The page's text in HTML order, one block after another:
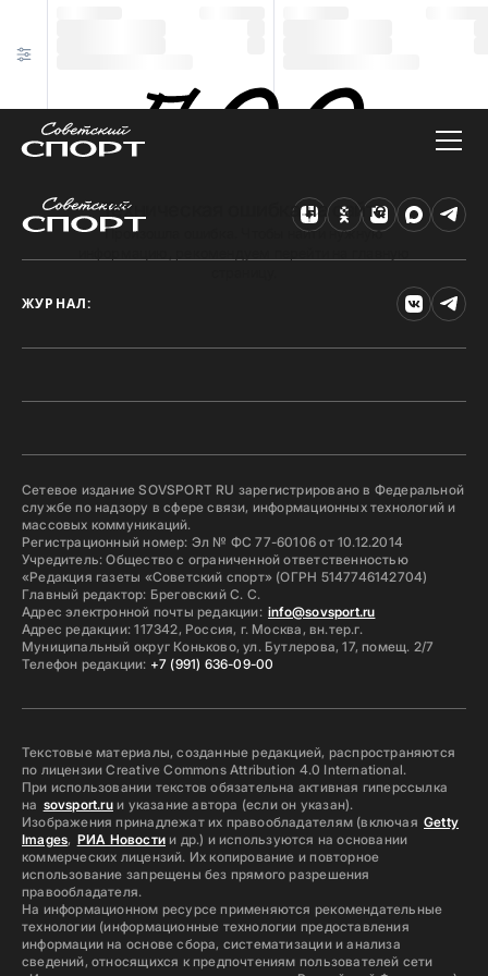
Техническая ошибка на сайте
Произошла ошибка. Чтобы найти нужную
ЖУРНАЛ:
Сетевое издание SOVSPORT RU зарегистрировано в Федеральной
службе по надзору в сфере связи, информационных технологий и
массовых коммуникаций.
Регистрационный номер: Эл № ФС 77-60106 от 10.12.2014
Учредитель: Общество с ограниченной ответственностью
«Редакция газеты «Советский спорт» (ОГРН 5147746142704)
Главный редактор: Бреговский С. С.
Адрес электронной почты редакции: info@sovsport.ru
Адрес редакции: 117342, Россия, г. Москва, вн.тер.г.
Муниципальный округ Коньково, ул. Бутлерова, 17, помещ. 2/7
Телефон редакции: +7 (991) 636-09-00
Текстовые материалы, созданные редакцией, распространяются
по лицензии Creative Commons Attribution 4.0 International.
При использовании текстов обязательна активная гиперссылка
на sovsport.ruи указание автора (если он указан).
Изображения принадлежат их правообладателям (включая Getty
Images, РИА Новостии др.) и используются на основании
коммерческих лицензий. Их копирование и повторное
использование запрещены без прямого разрешения
правообладателя.
На информационном ресурсе применяются рекомендательные
технологии (информационные технологии предоставления
информации на основе сбора, систематизации и анализа
сведений, относящихся к предпочтениям пользователей сети